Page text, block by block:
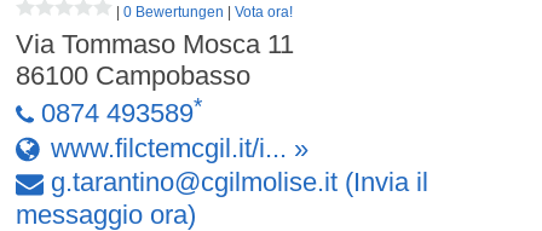
|0 Bewertungen |Vota ora!
Via Tommaso Mosca 11
86100 Campobasso
0874 493589*
www.filctemcgil.it/i... »
g.tarantino@cgilmolise.it (Invia il
messaggio ora)